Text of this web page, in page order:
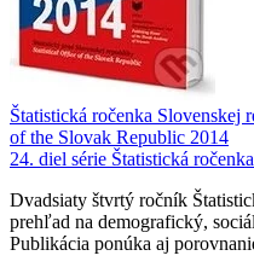
Štatistická ročenka Slovenskej
of the Slovak Republic 2014
24. diel série Štatistická
Dvadsiaty štvrtý ročník
prehľad na demografický,
Publikácia ponúka aj